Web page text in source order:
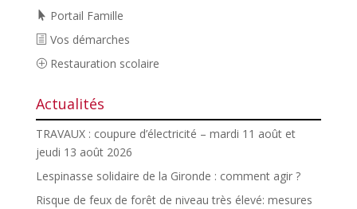
Portail Famille
Vos démarches
Restauration scolaire
Actualités
TRAVAUX : coupure d’électricité – mardi 11 août et
jeudi 13 août 2026
Lespinasse solidaire de la Gironde : comment agir ?
Risque de feux de forêt de niveau très élevé: mesures